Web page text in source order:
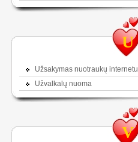
U
Užsakymas nuotraukų internetu
Užvalkalų nuoma
V